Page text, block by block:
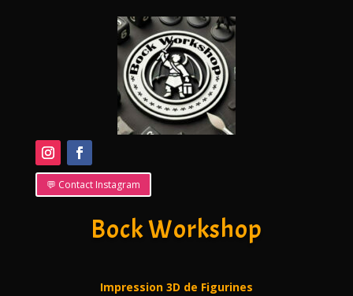
💬 Contact Instagram
Bock Workshop
Impression 3D de Figurines